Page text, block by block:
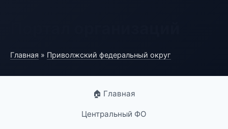
Главная » Приволжский федеральный округ
🏠 Главная
Центральный ФО